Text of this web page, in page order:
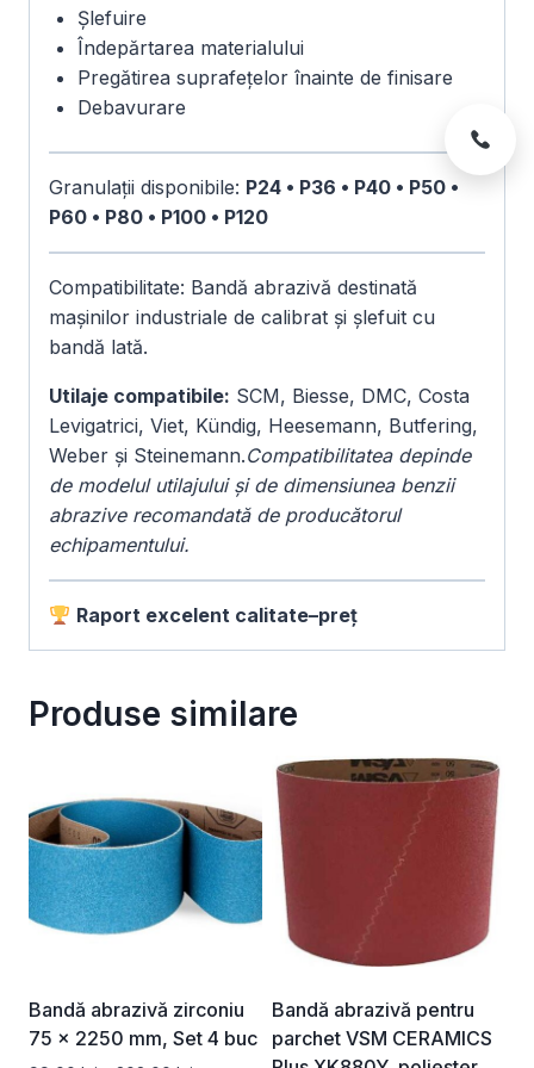
Șlefuire
Îndepărtarea materialului
Pregătirea suprafețelor înainte de finisare
Debavurare
Granulații disponibile: P24 • P36 • P40 • P50 •
P60 • P80 • P100 • P120
Compatibilitate: Bandă abrazivă destinată
mașinilor industriale de calibrat și șlefuit cu
bandă lată.
Utilaje compatibile: SCM, Biesse, DMC, Costa
Levigatrici, Viet, Kündig, Heesemann, Butfering,
Weber și Steinemann.Compatibilitatea depinde
de modelul utilajului și de dimensiunea benzii
abrazive recomandată de producătorul
echipamentului.
Raport excelent calitate–preț
Produse similare
Bandă abrazivă zirconiu
75 x 2250 mm, Set 4 buc
Bandă abrazivă pentru
parchet VSM CERAMICS